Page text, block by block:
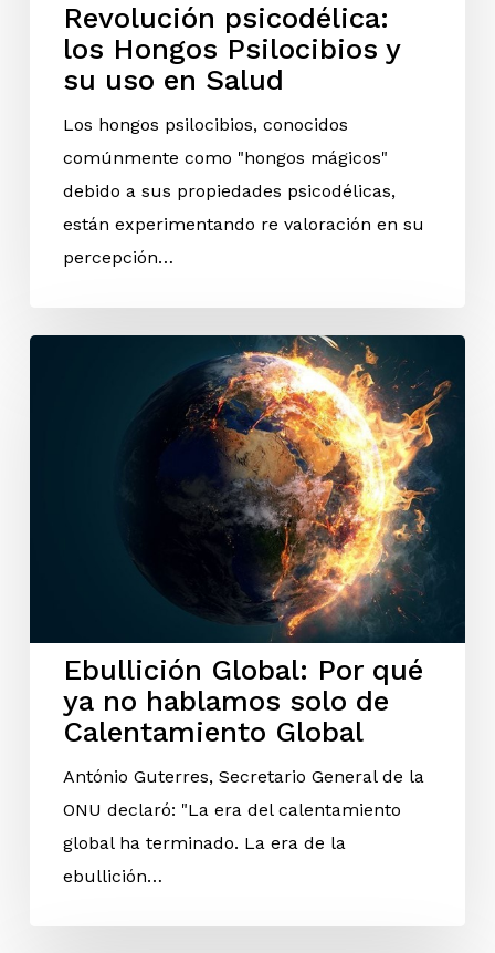
Revolución psicodélica:
los Hongos Psilocibios y
su uso en Salud
Los hongos psilocibios, conocidos
comúnmente como "hongos mágicos"
debido a sus propiedades psicodélicas,
están experimentando re valoración en su
percepción…
Ebullición Global: Por qué
ya no hablamos solo de
Calentamiento Global
António Guterres, Secretario General de la
ONU declaró: "La era del calentamiento
global ha terminado. La era de la
ebullición…